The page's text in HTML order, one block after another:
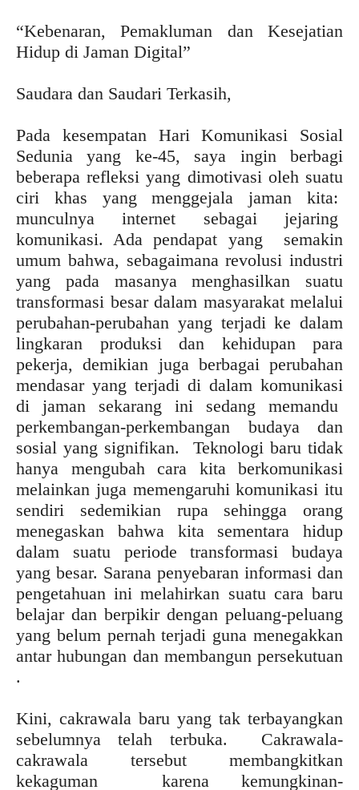
“Kebenaran, Pemakluman dan Kesejatian
Hidup di Jaman Digital”
Saudara dan Saudari Terkasih,
Pada kesempatan Hari Komunikasi Sosial
Sedunia yang ke-45, saya ingin berbagi
beberapa refleksi yang dimotivasi oleh suatu
ciri khas yang menggejala jaman kita:
munculnya internet sebagai jejaring
komunikasi. Ada pendapat yang semakin
umum bahwa, sebagaimana revolusi industri
yang pada masanya menghasilkan suatu
transformasi besar dalam masyarakat melalui
perubahan-perubahan yang terjadi ke dalam
lingkaran produksi dan kehidupan para
pekerja, demikian juga berbagai perubahan
mendasar yang terjadi di dalam komunikasi
di jaman sekarang ini sedang memandu
perkembangan-perkembangan budaya dan
sosial yang signifikan. Teknologi baru tidak
hanya mengubah cara kita berkomunikasi
melainkan juga memengaruhi komunikasi itu
sendiri sedemikian rupa sehingga orang
menegaskan bahwa kita sementara hidup
dalam suatu periode transformasi budaya
yang besar. Sarana penyebaran informasi dan
pengetahuan ini melahirkan suatu cara baru
belajar dan berpikir dengan peluang-peluang
yang belum pernah terjadi guna menegakkan
antar hubungan dan membangun persekutuan
.
Kini, cakrawala baru yang tak terbayangkan
sebelumnya telah terbuka. Cakrawala-
cakrawala tersebut membangkitkan
kekaguman karena kemungkinan-